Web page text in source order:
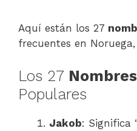
Aquí están los 27
frecuentes en
Los 27
Populares
Jakob: Significa